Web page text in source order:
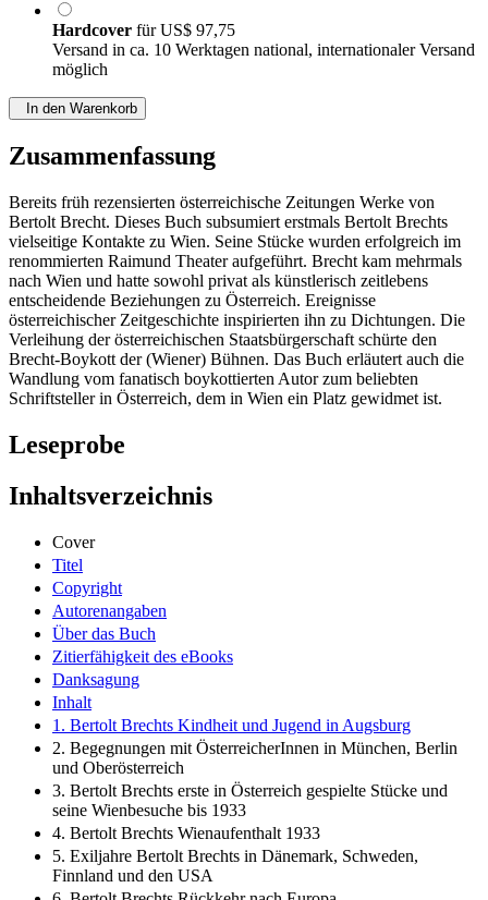
Hardcover fürUS$ 97,75
Versand in ca. 10 Werktagen national, internationaler Versand
möglich
In den Warenkorb
Zusammenfassung
Bereits früh rezensierten österreichische Zeitungen Werke von
Bertolt Brecht. Dieses Buch subsumiert erstmals Bertolt Brechts
vielseitige Kontakte zu Wien. Seine Stücke wurden erfolgreich im
renommierten Raimund Theater aufgeführt. Brecht kam mehrmals
nach Wien und hatte sowohl privat als künstlerisch zeitlebens
entscheidende Beziehungen zu Österreich. Ereignisse
österreichischer Zeitgeschichte inspirierten ihn zu Dichtungen. Die
Verleihung der österreichischen Staatsbürgerschaft schürte den
Brecht-Boykott der (Wiener) Bühnen. Das Buch erläutert auch die
Wandlung vom fanatisch boykottierten Autor zum beliebten
Schriftsteller in Österreich, dem in Wien ein Platz gewidmet ist.
Leseprobe
Inhaltsverzeichnis
Cover
Titel
Copyright
Autorenangaben
Über das Buch
Zitierfähigkeit des eBooks
Danksagung
Inhalt
1. Bertolt Brechts Kindheit und Jugend in Augsburg
2. Begegnungen mit ÖsterreicherInnen in München, Berlin
und Oberösterreich
3. Bertolt Brechts erste in Österreich gespielte Stücke und
seine Wienbesuche bis 1933
4. Bertolt Brechts Wienaufenthalt 1933
5. Exiljahre Bertolt Brechts in Dänemark, Schweden,
Finnland und den USA